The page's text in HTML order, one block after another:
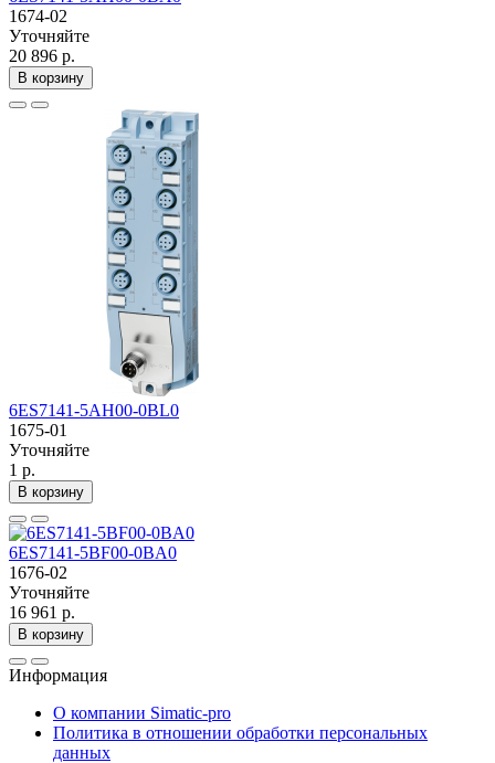
1674-02
Уточняйте
20 896 р.
В корзину
6ES7141-5AH00-0BL0
1675-01
Уточняйте
1 р.
В корзину
6ES7141-5BF00-0BA0
1676-02
Уточняйте
16 961 р.
В корзину
Информация
О компании Simatic-pro
Политика в отношении обработки персональных
данных